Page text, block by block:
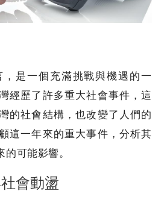
，是一個充滿挑戰與機遇的一
經歷了許多重大社會事件，這
的社會結構，也改變了人們的
這一年來的重大事件，分析其
可能影響。
會動盪